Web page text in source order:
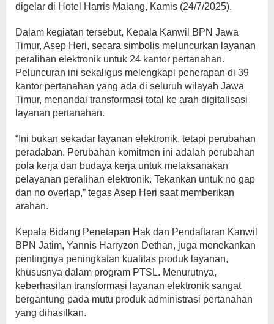
digelar di Hotel Harris Malang, Kamis (24/7/2025).
Dalam kegiatan tersebut, Kepala Kanwil BPN Jawa
Timur, Asep Heri, secara simbolis meluncurkan layanan
peralihan elektronik untuk 24 kantor pertanahan.
Peluncuran ini sekaligus melengkapi penerapan di 39
kantor pertanahan yang ada di seluruh wilayah Jawa
Timur, menandai transformasi total ke arah digitalisasi
layanan pertanahan.
“Ini bukan sekadar layanan elektronik, tetapi perubahan
peradaban. Perubahan komitmen ini adalah perubahan
pola kerja dan budaya kerja untuk melaksanakan
pelayanan peralihan elektronik. Tekankan untuk no gap
dan no overlap,” tegas Asep Heri saat memberikan
arahan.
Kepala Bidang Penetapan Hak dan Pendaftaran Kanwil
BPN Jatim, Yannis Harryzon Dethan, juga menekankan
pentingnya peningkatan kualitas produk layanan,
khususnya dalam program PTSL. Menurutnya,
keberhasilan transformasi layanan elektronik sangat
bergantung pada mutu produk administrasi pertanahan
yang dihasilkan.